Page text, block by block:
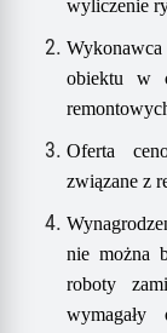
wyliczenie
obiektu w
Oferta
związane z
nie można
roboty
wymagały